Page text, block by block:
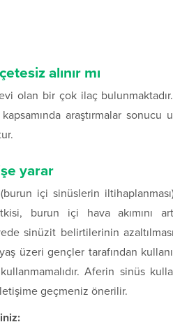
alınır mı
olan bir çok ilaç
araştırmalar sonucu
yarar
içi sinüslerin
burun içi hava akımını
sinüzit belirtilerinin
üzeri gençler tarafından
Aferin sinüs
geçmeniz önerilir.